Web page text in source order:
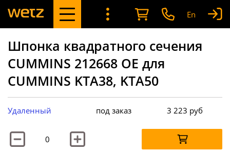
En
Шпонка квадратного сечения
CUMMINS 212668 OE для
CUMMINS KTA38, KTA50
Удаленный под заказ 3 223 руб